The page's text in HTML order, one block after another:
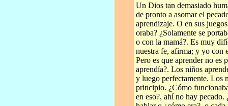
Un Dios tan demasiado
de pronto a asomar el
aprendizaje. O en sus
oraba? ¿Solamente se
o con la mamá?. Es muy
nuestra fe, afirma; y yo con
Pero es que aprender no es
aprendía?. Los niños
y luego perfectamente. Los
principio. ¿Cómo
en eso?, ahí no hay pecado.